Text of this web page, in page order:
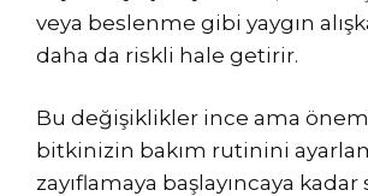
veya beslenme gibi yaygın
daha da riskli hale getirir.
Bu değişiklikler ince ama
bitkinizin bakım rutinini
zayıflamaya başlayıncaya kadar